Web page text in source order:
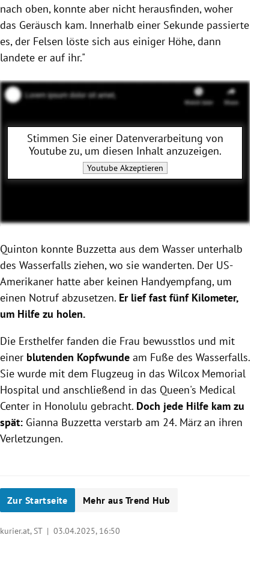
nach oben, konnte aber nicht herausfinden, woher
das Geräusch kam. Innerhalb einer Sekunde passierte
es, der Felsen löste sich aus einiger Höhe, dann
landete er auf ihr."
Stimmen Sie einer Datenverarbeitung von
Youtubezu, um diesen Inhalt anzuzeigen.
YoutubeAkzeptieren
Quinton konnte Buzzetta aus dem Wasser unterhalb
des Wasserfalls ziehen, wo sie wanderten. Der US-
Amerikaner hatte aber keinen Handyempfang, um
einen Notruf abzusetzen. Er lief fast fünf Kilometer,
um Hilfe zu holen.
Die Ersthelfer fanden die Frau bewusstlos und mit
einer blutenden Kopfwunde am Fuße des Wasserfalls.
Sie wurde mit dem Flugzeug in das Wilcox Memorial
Hospital und anschließend in das Queen's Medical
Center in Honolulu gebracht. Doch jede Hilfe kam zu
spät: Gianna Buzzetta verstarb am 24. März an ihren
Verletzungen.
Zur Startseite Mehr aus Trend Hub
kurier.at, ST | 03.04.2025, 16:50